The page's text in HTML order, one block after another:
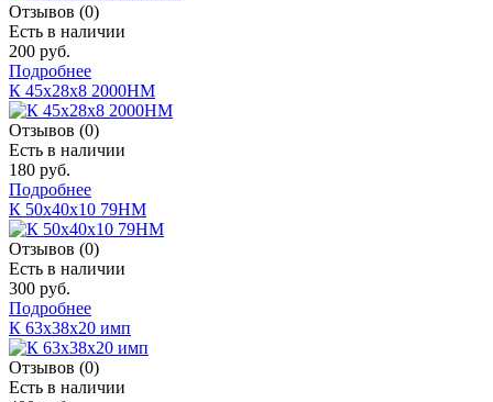
Отзывов (0)
Есть в наличии
200 руб.
Подробнее
К 45х28х8 2000НМ
Отзывов (0)
Есть в наличии
180 руб.
Подробнее
К 50х40х10 79НМ
Отзывов (0)
Есть в наличии
300 руб.
Подробнее
К 63х38х20 имп
Отзывов (0)
Есть в наличии